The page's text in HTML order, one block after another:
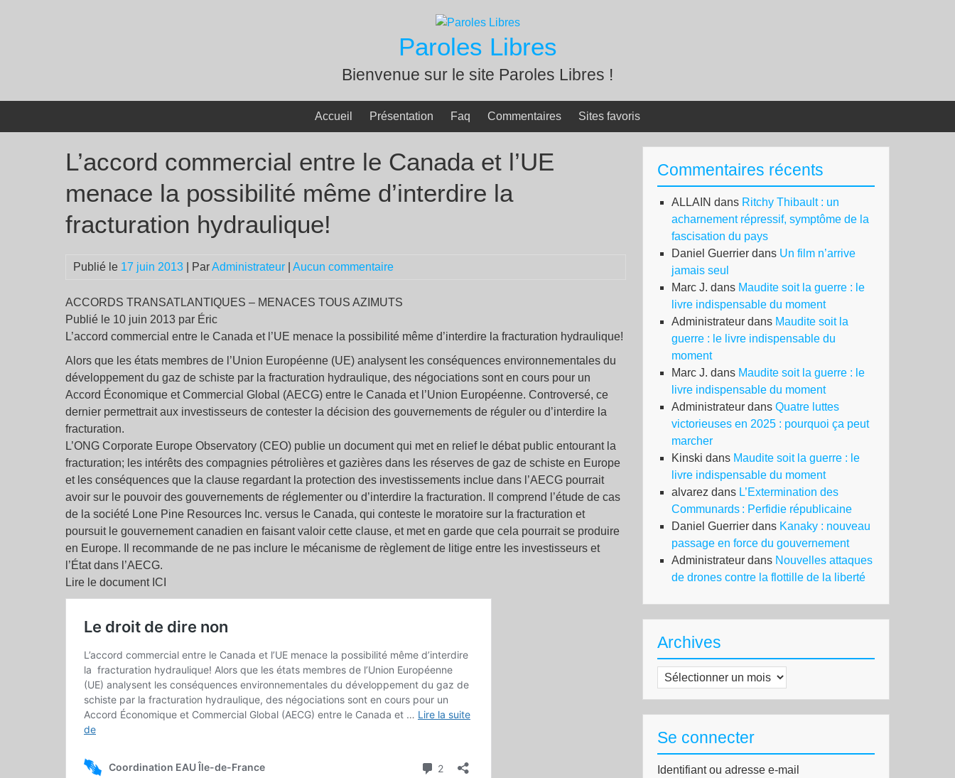
Paroles Libres
Bienvenue sur le site Paroles Libres !
Accueil Présentation Faq Commentaires Sites favoris
L’accord commercial entre le Canada et l’UE
menace la possibilité même d’interdire la
fracturation hydraulique!
Publié le 17 juin 2013 | ParAdministrateur Aucun commentaire
ACCORDS TRANSATLANTIQUES – MENACES TOUS AZIMUTS
Publié le 10 juin 2013 par Éric
L’accord commercial entre le Canada et l’UE menace la possibilité même d’interdire la fracturation hydraulique!
Alors que les états membres de l’Union Européenne (UE) analysent les conséquences environnementales du
développement du gaz de schiste par la fracturation hydraulique, des négociations sont en cours pour un
Accord Économique et Commercial Global (AECG) entre le Canada et l’Union Européenne. Controversé, ce
dernier permettrait aux investisseurs de contester la décision des gouvernements de réguler ou d’interdire la
fracturation.
L’ONG Corporate Europe Observatory (CEO) publie un document qui met en relief le débat public entourant la
fracturation; les intérêts des compagnies pétrolières et gazières dans les réserves de gaz de schiste en Europe
et les conséquences que la clause regardant la protection des investissements inclue dans l’AECG pourrait
avoir sur le pouvoir des gouvernements de réglementer ou d’interdire la fracturation. Il comprend l’étude de cas
de la société Lone Pine Resources Inc. versus le Canada, qui conteste le moratoire sur la fracturation et
poursuit le gouvernement canadien en faisant valoir cette clause, et met en garde que cela pourrait se produire
en Europe. Il recommande de ne pas inclure le mécanisme de règlement de litige entre les investisseurs et
l’État dans l’AECG.
Lire le document ICI
Commentaires récents
ALLAIN dans Ritchy Thibault : un
acharnement répressif, symptôme de la
fascisation du pays
Daniel Guerrier dans Un film n’arrive
jamais seul
Marc J. dans Maudite soit la guerre : le
livre indispensable du moment
Administrateur dans Maudite soit la
guerre : le livre indispensable du
moment
Marc J. dans Maudite soit la guerre : le
livre indispensable du moment
Administrateur dans Quatre luttes
victorieuses en 2025 : pourquoi ça peut
marcher
Kinski dans Maudite soit la guerre : le
livre indispensable du moment
alvarez dans L’Extermination des
Communards : Perfidie républicaine
Daniel Guerrier dans Kanaky : nouveau
passage en force du gouvernement
Administrateur dans Nouvelles attaques
de drones contre la flottille de la liberté
Archives
Archives
Se connecter
Identifiant ou adresse e-mail